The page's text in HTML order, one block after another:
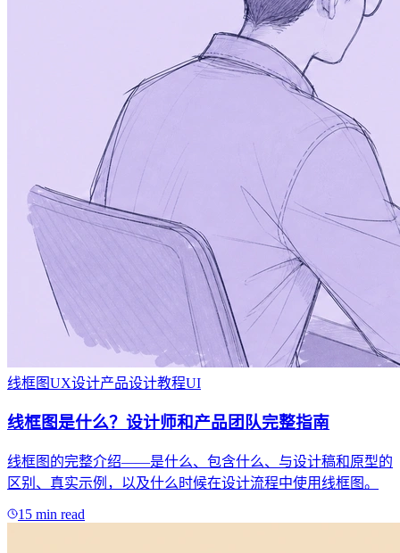
线框图UX设计产品设计教程UI
线框图是什么？设计师和产品团队完整指南
线框图的完整介绍——是什么、包含什么、与设计稿和原型的
区别、真实示例，以及什么时候在设计流程中使用线框图。
15 min read